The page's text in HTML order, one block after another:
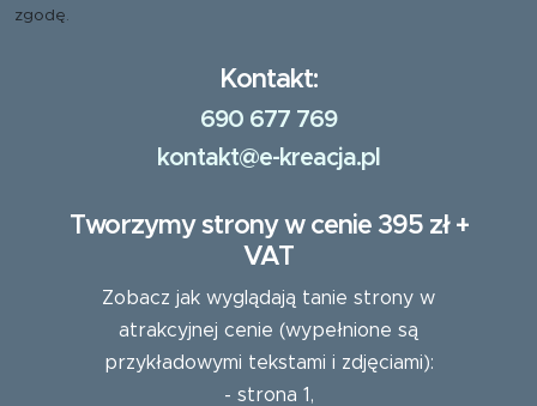
zgodę.
Kontakt:
690 677 769
kontakt@e-kreacja.pl
Tworzymy strony w cenie 395 zł +
VAT
Zobacz jak wyglądają tanie strony w
atrakcyjnej cenie (wypełnione są
przykładowymi tekstami i zdjęciami):
- strona 1 ,